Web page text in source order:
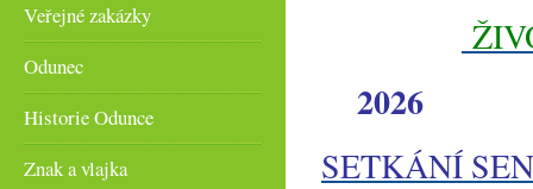
Veřejné zakázky
Odunec
Historie Odunce
Znak a vlajka
2026
SETKÁNÍ